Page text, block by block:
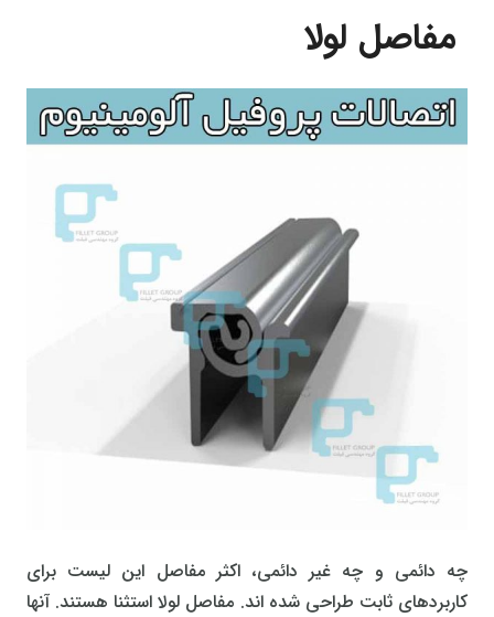
مفاصل لولا
چه دائمی و چه غیر دائمی، اکثر مفاصل این لیست برای
کاربردهای ثابت طراحی شده اند. مفاصل لولا استثنا هستند. آنها